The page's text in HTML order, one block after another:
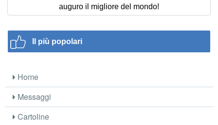
auguro il migliore del mondo!
Il più popolari
Home
Messaggi
Cartoline